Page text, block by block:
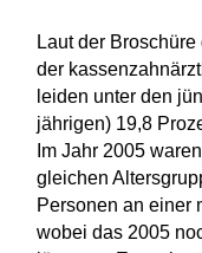
Laut der
der
leiden unter den
jährigen) 19,8
Im Jahr 2005
gleichen
Personen an einer
wobei das 2005